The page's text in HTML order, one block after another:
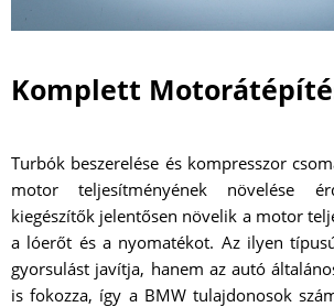
Komplett
Turbók beszerelése és kompresszor
motor teljesítményének növelése
kiegészítők jelentősen növelik a motor
a lóerőt és a nyomatékot. Az ilyen
gyorsulást javítja, hanem az autó
is fokozza, így a BMW tulajdonosok